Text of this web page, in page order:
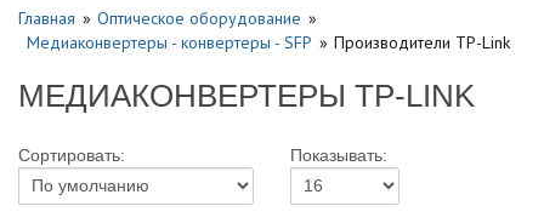
Главная
Оптическое оборудование
Медиаконвертеры - конвертеры - SFP
Производители TP-Link
МЕДИАКОНВЕРТЕРЫ TP-LINK
Сортировать: Показывать: